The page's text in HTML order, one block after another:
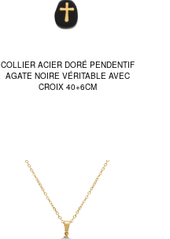
COLLIER ACIER DORÉ PENDENTIF
AGATE NOIRE VÉRITABLE AVEC
CROIX 40+6CM